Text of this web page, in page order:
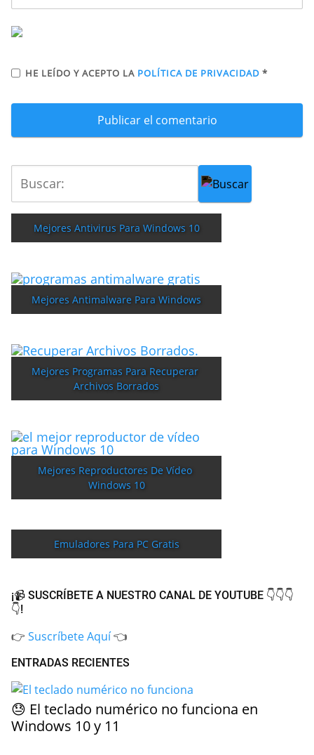
HE LEÍDO Y ACEPTO LA POLÍTICA DE PRIVACIDAD *
Mejores Antivirus Para Windows 10
Mejores Antimalware Para Windows
Mejores Programas Para Recuperar
Archivos Borrados
Mejores Reproductores De Vídeo
Windows 10
Emuladores Para PC Gratis
¡📹 SUSCRÍBETE A NUESTRO CANAL DE YOUTUBE 👇👇👇
👇!
👉 Suscríbete Aquí👈
ENTRADAS RECIENTES
😓 El teclado numérico no funciona en
Windows 10 y 11